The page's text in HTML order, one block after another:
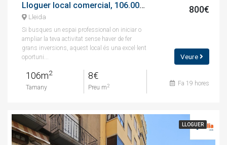
Lloguer local comercial, 106.00 m², seminou, calle de sant paulí de nola, 29
Lleida
Si busques un espai professional on iniciar o
ampliar la teva activitat sense haver de fer
grans inversions, aquest local és una excel·lent
oportuni...
106m2
Tamany
8€
Preu m 2
800€
Veure
Fa 19 hores
LLOGUER